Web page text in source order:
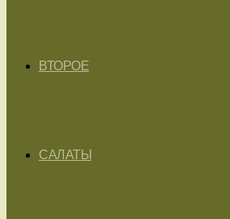
ВТОРОЕ
САЛАТЫ